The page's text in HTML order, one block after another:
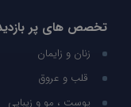
تخصص های پر
زنان و زایمان
قلب و عروق
پوست ، مو و زیبایی